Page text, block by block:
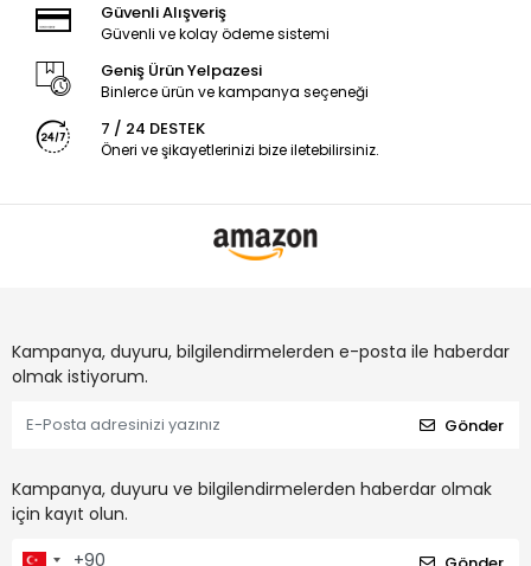
Güvenli Alışveriş
Güvenli ve kolay ödeme sistemi
Geniş Ürün Yelpazesi
Binlerce ürün ve kampanya seçeneği
7 / 24 DESTEK
Öneri ve şikayetlerinizi bize iletebilirsiniz.
Kampanya, duyuru, bilgilendirmelerden e-posta ile haberdar
olmak istiyorum.
Gönder
Kampanya, duyuru ve bilgilendirmelerden haberdar olmak
için kayıt olun.